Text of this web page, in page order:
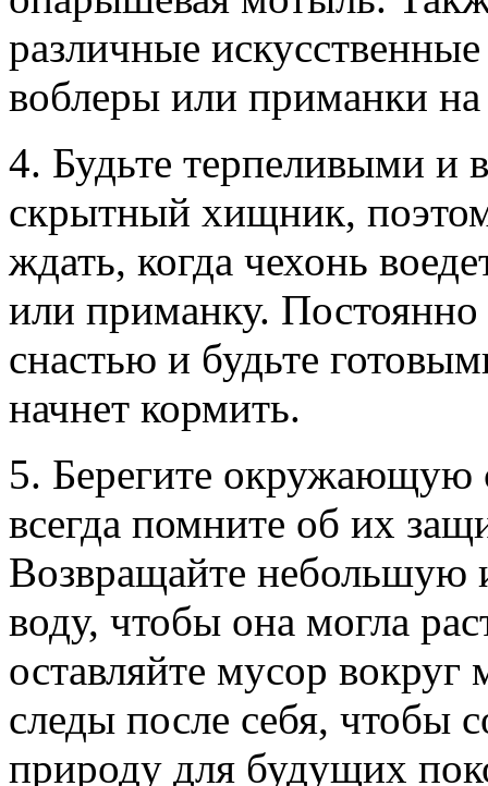
различные
воблеры или приманки
4. Будьте терпеливыми и
скрытный хищник,
ждать, когда чехонь
или приманку.
снастью и будьте
начнет кормить.
5. Берегите окружающую
всегда помните об их
Возвращайте небольшую
воду, чтобы она могла
оставляйте мусор вокруг
следы после себя, чтобы
природу для будущих